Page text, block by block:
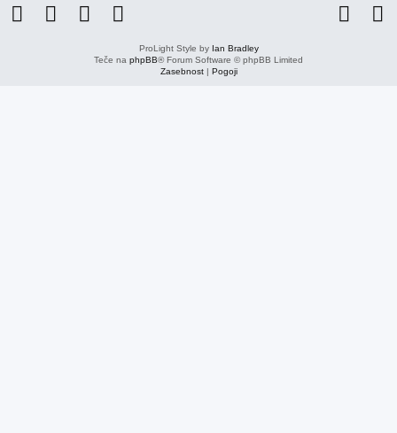
ProLight Style by Ian Bradley
Teče na phpBB® Forum Software © phpBB Limited
Zasebnost| Pogoji